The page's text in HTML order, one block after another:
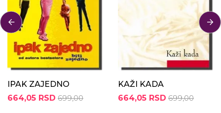
IPAK ZAJEDNO
664,05 RSD 699,00
KAŽI KADA
664,05 RSD 699,00